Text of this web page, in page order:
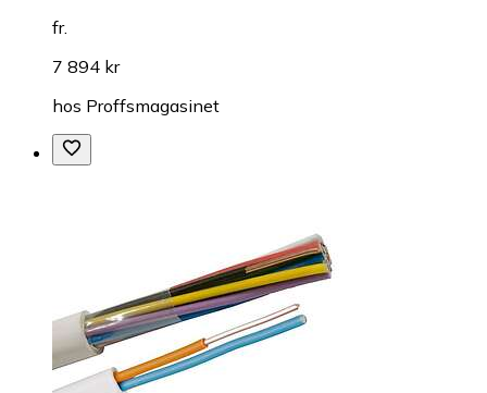
fr.
7 894 kr
hos Proffsmagasinet